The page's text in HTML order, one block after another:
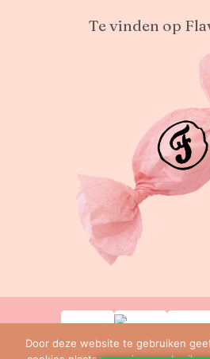
Te vinden op
Door deze website te gebruiken